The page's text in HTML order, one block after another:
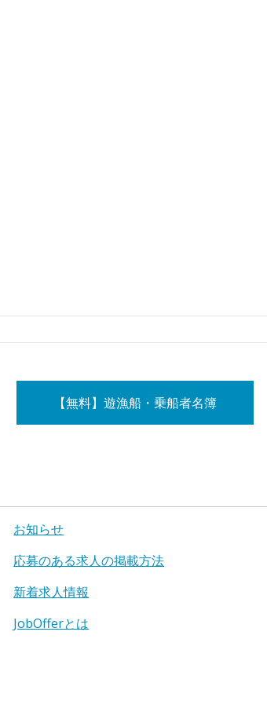
【無料】遊漁船・乗船者名簿
お知らせ
応募のある求人の掲載方法
新着求人情報
JobOfferとは